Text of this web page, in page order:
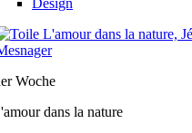
Woche
dans la nature